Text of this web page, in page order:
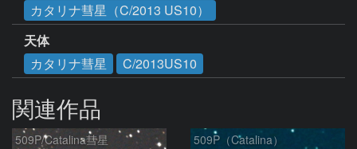
カタリナ彗星（C/2013 US10）
天体
カタリナ彗星
C/2013US10
関連作品
509P/Catalina彗星 509P（Catalina）